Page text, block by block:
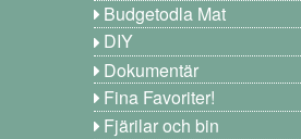
Budgetodla Mat
DIY
Dokumentär
Fina Favoriter!
Fjärilar och bin